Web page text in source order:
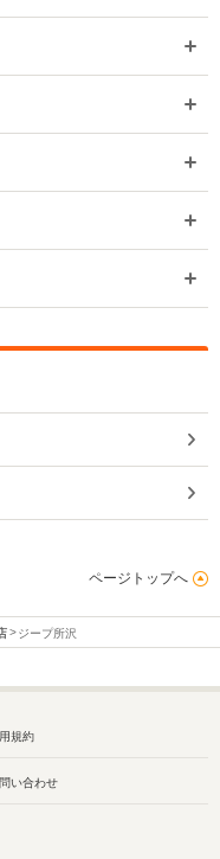
ページトップへ
ジープ所沢
規約
い合わせ